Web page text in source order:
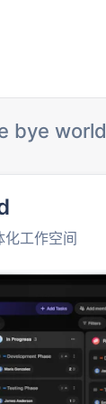
bye world
化工作空间